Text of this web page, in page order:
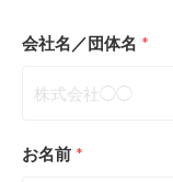
会社名／団体名 *
お名前 *